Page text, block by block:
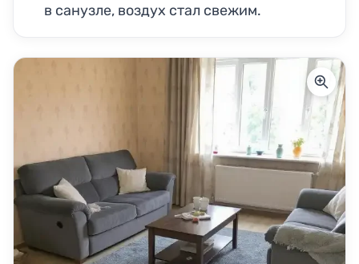
в санузле, воздух стал свежим.